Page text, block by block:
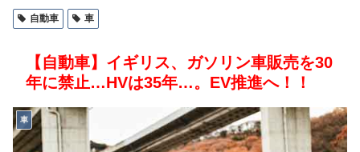
自動車 車
【自動車】イギリス、ガソリン車販売を30
年に禁止…HVは35年…。EV推進へ！！
車